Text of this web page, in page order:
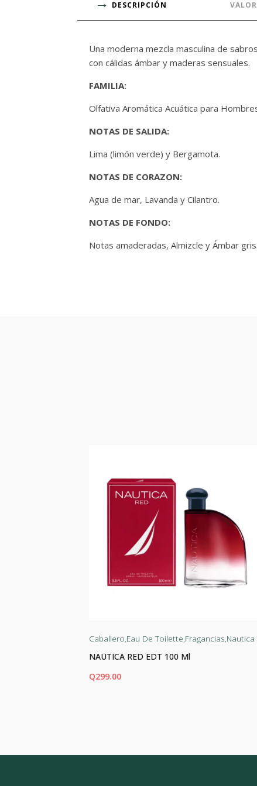
DESCRIPCIÓN
Una moderna mezcla masculina de
con cálidas ámbar y maderas sensuales.
FAMILIA:
Olfativa Aromática Acuática para
NOTAS DE SALIDA:
Lima (limón verde) y Bergamota.
NOTAS DE CORAZON:
Agua de mar, Lavanda y Cilantro.
NOTAS DE FONDO:
Notas amaderadas, Almizcle y Ámbar gris.
Caballero,Eau De Toilette,Fragancias,Nautica
NAUTICA RED EDT 100 Ml
Q299.00